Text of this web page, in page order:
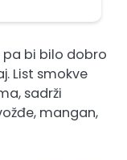
pa bi bilo dobro
List smokve
sadrži
mangan,